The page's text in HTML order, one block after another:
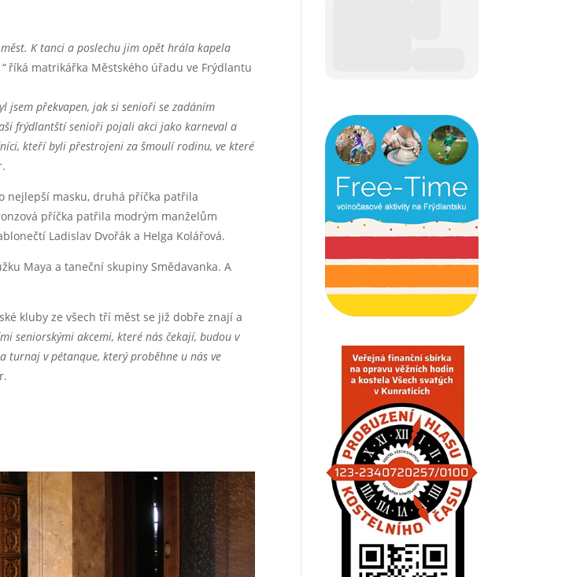
K tanci a poslechu jim opět hrála kapela
říká matrikářka Městského úřadu ve Frýdlantu
jsem překvapen, jak si senioři se zadáním
frýdlantští senioři pojali akci jako karneval a
kteří byli přestrojeni za šmoulí rodinu, ve které
nejlepší masku, druhá příčka patřila
příčka patřila modrým manželům
Ladislav Dvořák a Helga Kolářová.
Maya a taneční skupiny Smědavanka. A
kluby ze všech tří měst se již dobře znají a
seniorskými akcemi, které nás čekají, budou v
turnaj v pétanque, který proběhne u nás ve